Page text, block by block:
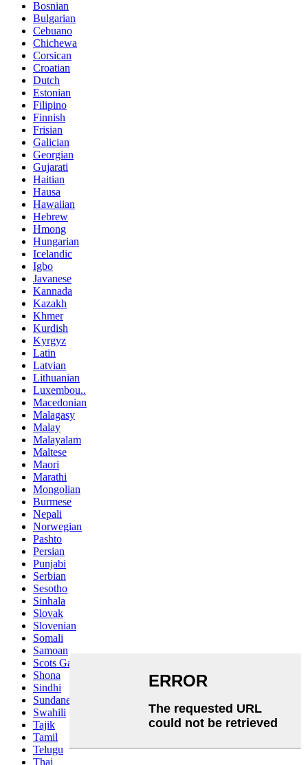
Bosnian
Bulgarian
Cebuano
Chichewa
Corsican
Croatian
Dutch
Estonian
Filipino
Finnish
Frisian
Galician
Georgian
Gujarati
Haitian
Hausa
Hawaiian
Hebrew
Hmong
Hungarian
Icelandic
Igbo
Javanese
Kannada
Kazakh
Khmer
Kurdish
Kyrgyz
Latin
Latvian
Lithuanian
Luxembou..
Macedonian
Malagasy
Malay
Malayalam
Maltese
Maori
Marathi
Mongolian
Burmese
Nepali
Norwegian
Pashto
Persian
Punjabi
Serbian
Sesotho
Sinhala
Slovak
Slovenian
Somali
Samoan
Scots Gaelic
Shona
Sindhi
Sundanese
Swahili
Tajik
Tamil
Telugu
Thai